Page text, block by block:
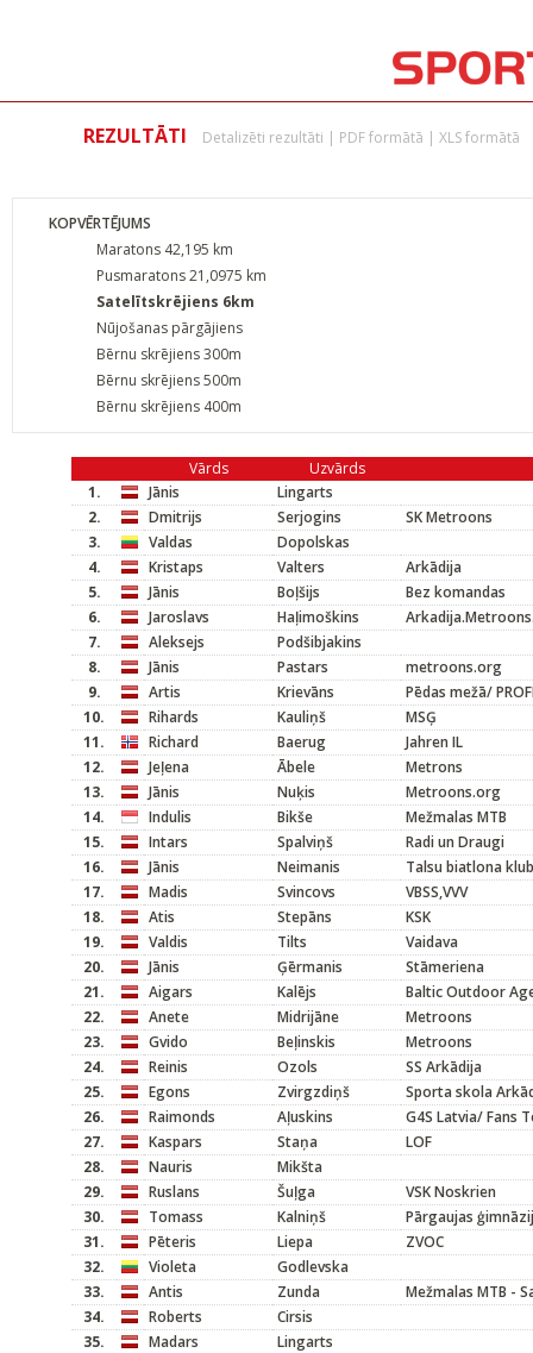
REZULTĀTI Detalizēti rezultāti | PDF formātā | XLS formātā
KOPVĒRTĒJUMS
Maratons 42,195 km
Pusmaratons 21,0975 km
Satelītskrējiens 6km
Nūjošanas pārgājiens
Bērnu skrējiens 300m
Bērnu skrējiens 500m
Bērnu skrējiens 400m
Vārds
Uzvārds
1.
Jānis
Lingarts
2.
Dmitrijs Serjogins
SK Metroons
3.
Valdas
Dopolskas
4.
Kristaps Valters
Arkādija
5.
Jānis Boļšijs
Bez komandas
6.
Jaroslavs Haļimoškins
7.
Aleksejs
Podšibjakins
8.
Jānis Pastars
metroons.org
9.
Artis Krievāns
Pēdas mežā/
10.
Rihards Kauliņš
MSĢ
11.
Richard Baerug
Jahren IL
12.
Jeļena Ābele
Metrons
13.
Jānis Nuķis
Metroons.org
14.
Indulis Bikše
Mežmalas MTB
15.
Intars Spalviņš
Radi un Draugi
16.
Jānis Neimanis
Talsu biatlona
17.
Madis Svincovs
VBSS,VVV
18.
Atis Stepāns
KSK
19.
Valdis Tilts
Vaidava
20.
Jānis Ģērmanis
Stāmeriena
21.
Aigars Kalējs
Baltic Outdoor
22.
Anete Midrijāne
Metroons
23.
Gvido Beļinskis
Metroons
24.
Reinis Ozols
SS Arkādija
25.
Egons Zvirgzdiņš
Sporta skola
26.
Raimonds Aļuskins
G4S Latvia/ Fans
27.
Kaspars Staņa
LOF
28.
Nauris
Mikšta
29.
Ruslans Šuļga
VSK Noskrien
30.
Tomass Kalniņš
Pārgaujas
31.
Pēteris Liepa
ZVOC
32.
Violeta
Godlevska
33.
Antis Zunda
Mežmalas MTB -
34.
Roberts
Cirsis
35.
Madars
Lingarts